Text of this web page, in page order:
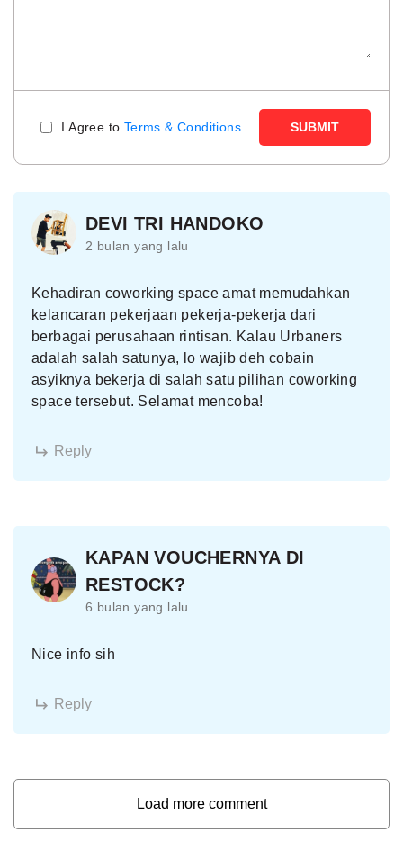
I Agree to Terms & Conditions SUBMIT
DEVI TRI HANDOKO
2 bulan yang lalu
Kehadiran coworking space amat memudahkan
kelancaran pekerjaan pekerja-pekerja dari
berbagai perusahaan rintisan. Kalau Urbaners
adalah salah satunya, lo wajib deh cobain
asyiknya bekerja di salah satu pilihan coworking
space tersebut. Selamat mencoba!
Reply
KAPAN VOUCHERNYA DI
RESTOCK?
6 bulan yang lalu
Nice info sih
Reply
Load more comment